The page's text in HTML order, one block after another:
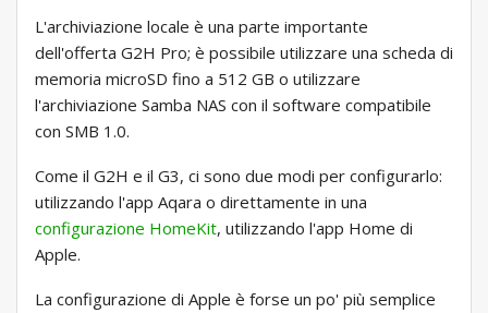
L'archiviazione locale è una parte importante
dell'offerta G2H Pro; è possibile utilizzare una scheda di
memoria microSD fino a 512 GB o utilizzare
l'archiviazione Samba NAS con il software compatibile
con SMB 1.0.
Come il G2H e il G3, ci sono due modi per configurarlo:
utilizzando l'app Aqara o direttamente in una
configurazione HomeKit, utilizzando l'app Home di
Apple.
La configurazione di Apple è forse un po' più semplice